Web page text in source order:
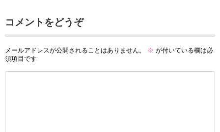
コメントをどうぞ
メールアドレスが公開されることはありません。 ※ が付いている欄は必
須項目です